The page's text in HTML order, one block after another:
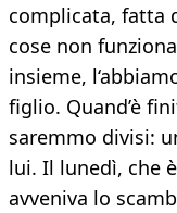
complicata, fatta
cose non
insieme,
figlio. Quand’è
saremmo divisi:
lui. Il lunedì, che
avveniva lo